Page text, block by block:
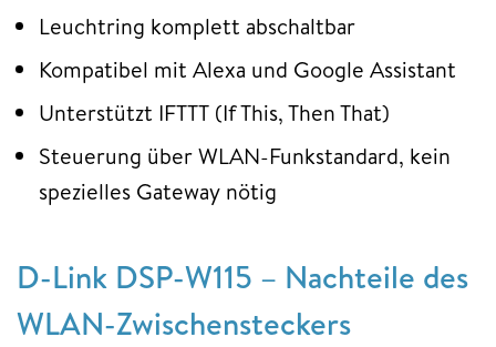
Leuchtring komplett abschaltbar
Kompatibel mit Alexa und Google Assistant
Unterstützt IFTTT (If This, Then That)
Steuerung über WLAN-Funkstandard, kein
spezielles Gateway nötig
D-Link DSP-W115 – Nachteile des
WLAN-Zwischensteckers